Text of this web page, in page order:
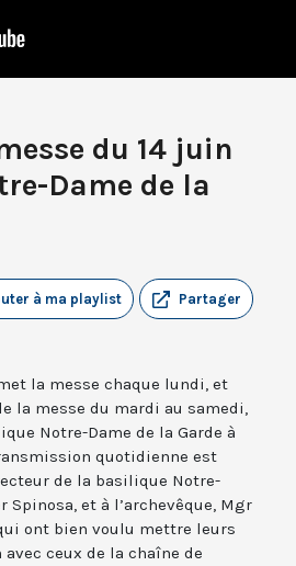
du 14 juin
Dame de la
Partager
à ma playlist
la messe chaque lundi, et
la messe du mardi au samedi,
Notre-Dame de la Garde à
quotidienne est
de la basilique Notre-
Spinosa, et à l’archevêque, Mgr
ont bien voulu mettre leurs
ceux de la chaîne de